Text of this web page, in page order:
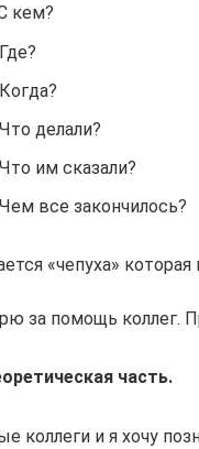
кем?
делали?
им сказали?
все закончилось?
«чепуха»
за помощь коллег.
часть.
коллеги и я хочу